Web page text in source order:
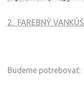
2. FAREBNÝ VANKÚŠ
Budeme potrebovať: